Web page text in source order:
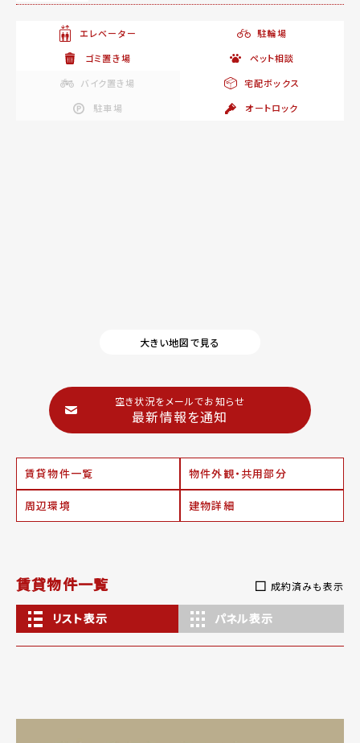
エレベーター
駐輪場
ゴミ置き場
ペット相談
バイク置き場
宅配ボックス
駐車場
オートロック
大きい地図で見る
空き状況をメールでお知らせ
最新情報を通知
賃貸物件一覧 物件外観・共用部分
周辺環境 建物詳細
賃貸物件一覧 成約済みも表示
リスト表示 パネル表示